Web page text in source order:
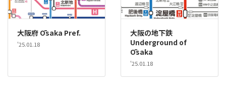
大阪府 Ōsaka Pref.
'25.01.18
大阪の地下鉄
Underground of
Ōsaka
'25.01.18